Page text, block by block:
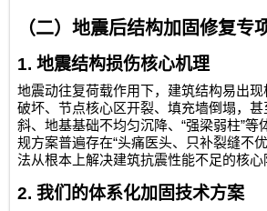
（二）地震后结构加固修复专
1.地震结构损伤核心机理
地震动往复荷载作用下，建筑结构易出
破坏、节点核心区开裂、填充墙倒塌，
斜、地基基础不均匀沉降、“强梁弱柱”等
规方案普遍存在“头痛医头、只补裂缝不
法从根本上解决建筑抗震性能不足的核心
2.我们的体系化加固技术方案